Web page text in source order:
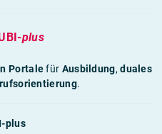
plus
Portalefür Ausbildung,duales
.
plus